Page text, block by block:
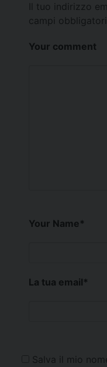
Il tuo indirizzo
campi
Your comment
Your Name*
La tua email*
Salva il mio